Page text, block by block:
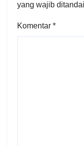
yang wajib ditandai
Komentar *